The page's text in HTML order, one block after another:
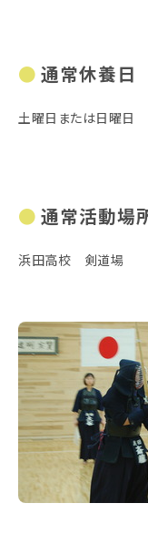
通常休養日
土曜日または日曜日
通常活動場
浜田高校 剣道場